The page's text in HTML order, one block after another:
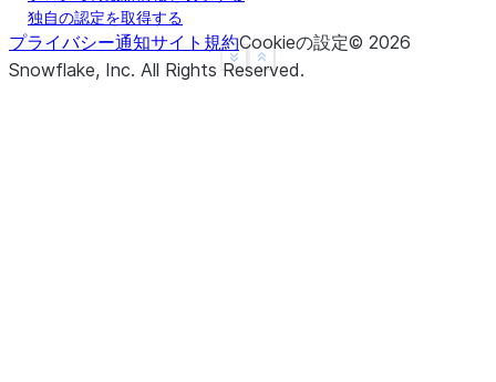
Show less
See more
独自の認定を取得する
プライバシー通知サイト規約Cookieの設定© 2026
Snowflake, Inc. All Rights Reserved.